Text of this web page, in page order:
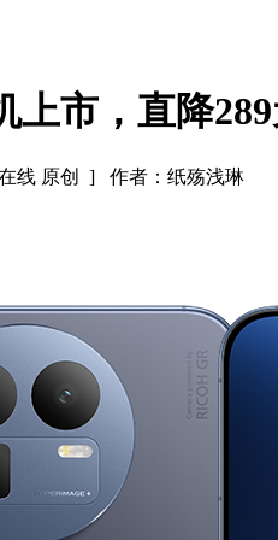
上市，直降
线 原创 ] 作者：纸殇浅琳